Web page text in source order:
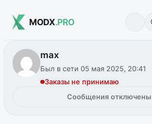
MODX.PRO
max
Был в сети 05 мая 2025, 20:41
Заказы не принимаю
Сообщения отключены